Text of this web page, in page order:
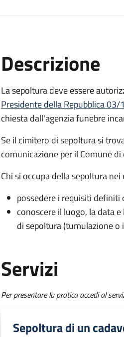
Descrizione
La sepoltura deve essere
Presidente della Repubblica
chiesta dall'agenzia funebre
Se il cimitero di sepoltura si
comunicazione per il Comune
Chi si occupa della sepoltura
possedere i requisiti
conoscere il luogo, la data
di sepoltura (tumulazione o
Servizi
Per presentare la pratica accedi al
Sepoltura di un